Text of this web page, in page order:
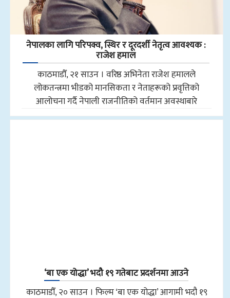
नेपालका लागि परिपक्व, स्थिर र दूरदर्शी नेतृत्व आवश्यक :
राजेश हमाल
काठमाडौँ, २१ साउन । वरिष्ठ अभिनेता राजेश हमालले
लोकतन्त्रमा भीडको मानसिकता र नेताहरूको प्रवृत्तिको
आलोचना गर्दै नेपाली राजनीतिको वर्तमान अवस्थाबारे
‘बा एक योद्धा’ भदौ १९ गतेबाट प्रदर्शनमा आउने
काठमाडौँ, २० साउन । फिल्म ‘बा एक योद्धा’ आगामी भदौ १९